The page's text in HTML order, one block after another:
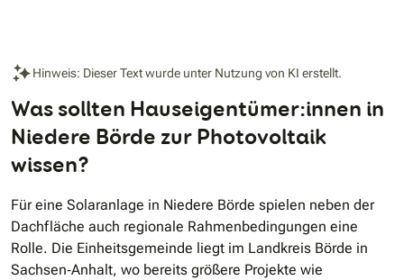
Hinweis: Dieser Text wurde unter Nutzung von KI erstellt.
Was sollten Hauseigentümer:innen in
Niedere Börde zur Photovoltaik
wissen?
Für eine Solaranlage in Niedere Börde spielen neben der
Dachfläche auch regionale Rahmenbedingungen eine
Rolle. Die Einheitsgemeinde liegt im Landkreis Börde in
Sachsen‑Anhalt, wo bereits größere Projekte wie